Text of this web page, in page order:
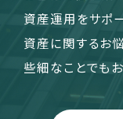
資産運用をサポー
資産に関するお
些細なことでも